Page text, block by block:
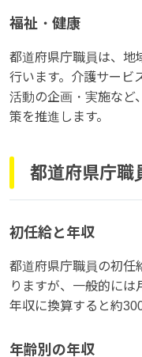
福祉・健康
都道府県庁職員は、地
行います。介護サービ
活動の企画・実施など
策を推進します。
都道府県庁職
初任給と年収
都道府県庁職員の初任
りますが、一般的には
年収に換算すると約
年齢別の年収